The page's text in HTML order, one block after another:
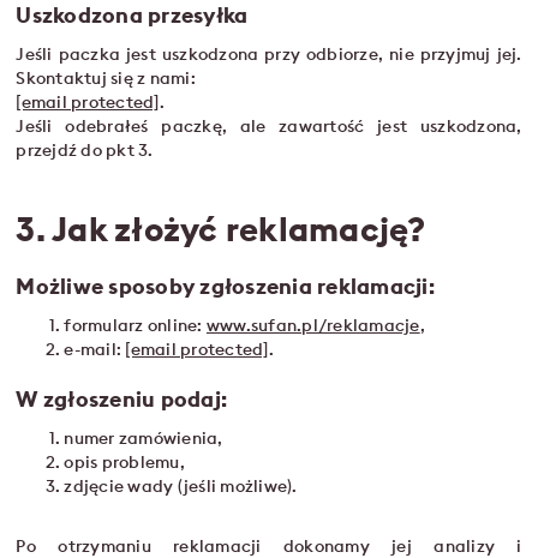
Uszkodzona przesyłka
Jeśli paczka jest uszkodzona przy odbiorze, nie przyjmuj jej.
Skontaktuj się z nami:
[email protected].
Jeśli odebrałeś paczkę, ale zawartość jest uszkodzona,
przejdź do pkt 3.
3. Jak złożyć reklamację?
Możliwe sposoby zgłoszenia reklamacji:
formularz online: www.sufan.pl/reklamacje,
e-mail: [email protected].
W zgłoszeniu podaj:
numer zamówienia,
opis problemu,
zdjęcie wady (jeśli możliwe).
Po otrzymaniu reklamacji dokonamy jej analizy i